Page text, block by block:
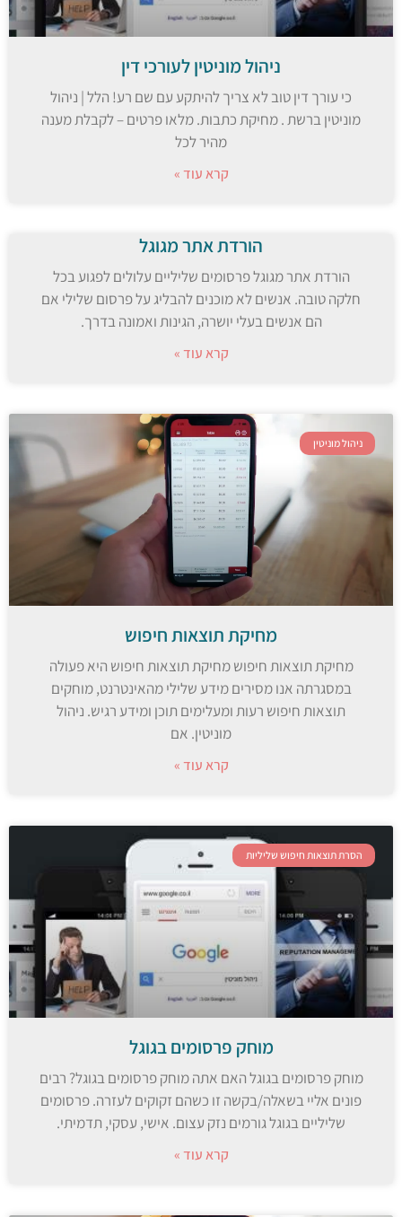
ניהול מוניטין לעורכי דין
כי עורך דין טוב לא צריך להיתקע עם שם רע! הלל | ניהול
מוניטין ברשת . מחיקת כתבות. מלאו פרטים – לקבלת מענה
מהיר לכל
קרא עוד »
הורדת אתר מגוגל
הורדת אתר מגוגל פרסומים שליליים עלולים לפגוע בכל
חלקה טובה. אנשים לא מוכנים להבליג על פרסום שלילי אם
הם אנשים בעלי יושרה, הגינות ואמונה בדרך.
קרא עוד »
ניהול מוניטין
מחיקת תוצאות חיפוש
מחיקת תוצאות חיפוש מחיקת תוצאות חיפוש היא פעולה
במסגרתה אנו מסירים מידע שלילי מהאינטרנט, מוחקים
תוצאות חיפוש רעות ומעלימים תוכן ומידע רגיש. ניהול
מוניטין. אם
קרא עוד »
הסרת תוצאות חיפוש שליליות
מוחק פרסומים בגוגל
מוחק פרסומים בגוגל האם אתה מוחק פרסומים בגוגל? רבים
פונים אליי בשאלה/בקשה זו כשהם זקוקים לעזרה. פרסומים
שליליים בגוגל גורמים נזק עצום. אישי, עסקי, תדמיתי.
קרא עוד »